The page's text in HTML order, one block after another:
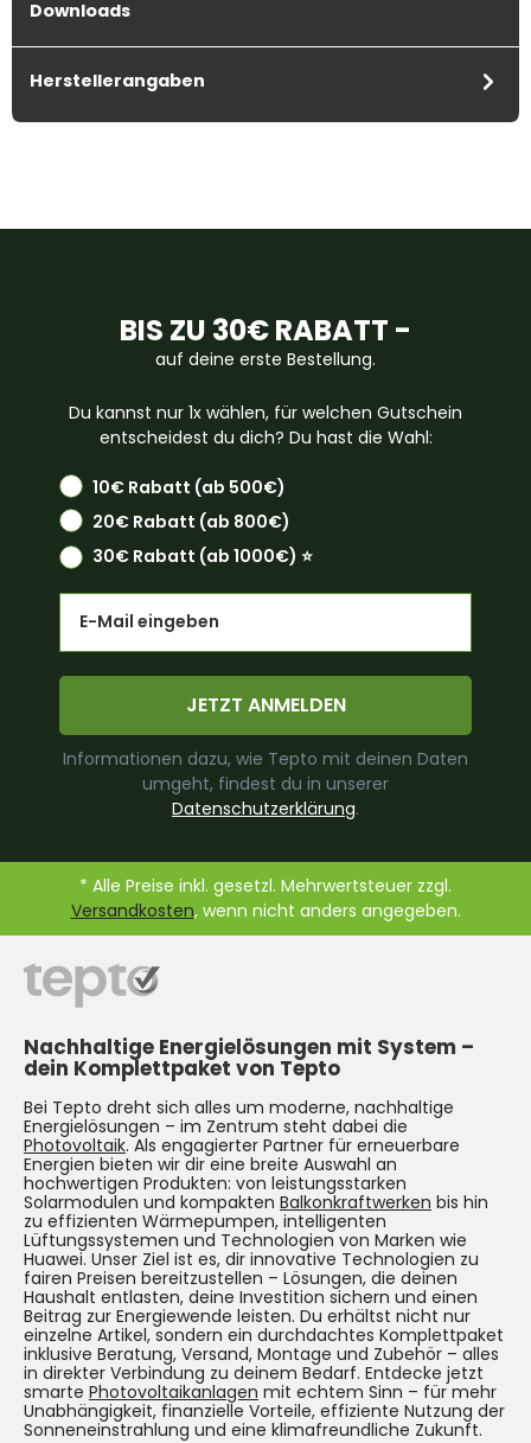
Downloads
Herstellerangaben
BIS ZU 30€ RABATT -
auf deine erste Bestellung.
Du kannst nur 1x wählen, für welchen Gutschein
entscheidest du dich? Du hast die Wahl:
10€ Rabatt (ab 500€)
20€ Rabatt (ab 800€)
30€ Rabatt (ab 1000€) ⭐️
JETZT ANMELDEN
Informationen dazu, wie Tepto mit deinen Daten
umgeht, findest du in unserer
Datenschutzerklärung.
* Alle Preise inkl. gesetzl. Mehrwertsteuer zzgl.
Versandkosten, wenn nicht anders angegeben.
Nachhaltige Energielösungen mit System –
dein Komplettpaket von Tepto
Bei Tepto dreht sich alles um moderne, nachhaltige
Energielösungen – im Zentrum steht dabei die
Photovoltaik. Als engagierter Partner für erneuerbare
Energien bieten wir dir eine breite Auswahl an
hochwertigen Produkten: von leistungsstarken
Solarmodulen und kompakten Balkonkraftwerken bis hin
zu effizienten Wärmepumpen, intelligenten
Lüftungssystemen und Technologien von Marken wie
Huawei. Unser Ziel ist es, dir innovative Technologien zu
fairen Preisen bereitzustellen – Lösungen, die deinen
Haushalt entlasten, deine Investition sichern und einen
Beitrag zur Energiewende leisten. Du erhältst nicht nur
einzelne Artikel, sondern ein durchdachtes Komplettpaket
inklusive Beratung, Versand, Montage und Zubehör – alles
in direkter Verbindung zu deinem Bedarf. Entdecke jetzt
smarte Photovoltaikanlagen mit echtem Sinn – für mehr
Unabhängigkeit, finanzielle Vorteile, effiziente Nutzung der
Sonneneinstrahlung und eine klimafreundliche Zukunft.